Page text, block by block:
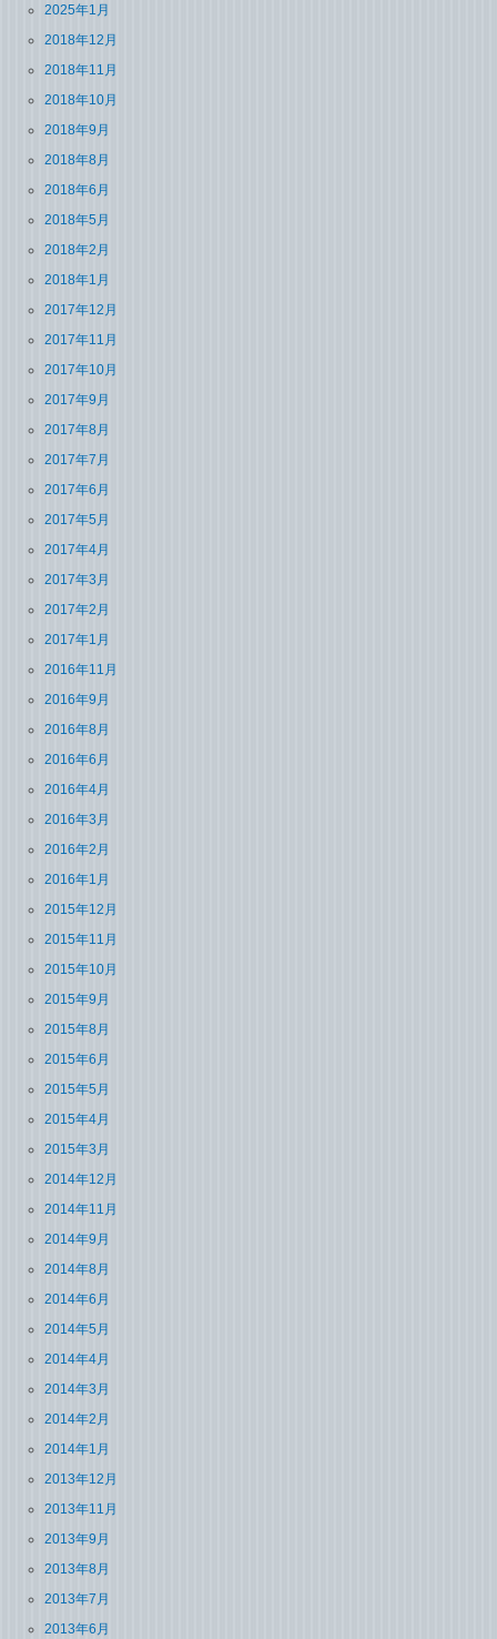
2025年1月
2018年12月
2018年11月
2018年10月
2018年9月
2018年8月
2018年6月
2018年5月
2018年2月
2018年1月
2017年12月
2017年11月
2017年10月
2017年9月
2017年8月
2017年7月
2017年6月
2017年5月
2017年4月
2017年3月
2017年2月
2017年1月
2016年11月
2016年9月
2016年8月
2016年6月
2016年4月
2016年3月
2016年2月
2016年1月
2015年12月
2015年11月
2015年10月
2015年9月
2015年8月
2015年6月
2015年5月
2015年4月
2015年3月
2014年12月
2014年11月
2014年9月
2014年8月
2014年6月
2014年5月
2014年4月
2014年3月
2014年2月
2014年1月
2013年12月
2013年11月
2013年9月
2013年8月
2013年7月
2013年6月